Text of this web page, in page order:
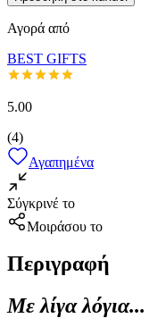
Αγορά από
BEST GIFTS
5.00
(4)
Αγαπημένα
Σύγκρινέ το
Μοιράσου το
Περιγραφή
Με λίγα λόγια...